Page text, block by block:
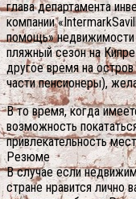
глава департамента
компании
помощь»
пляжный сезон на
другое время на
части пенсионеры),
В то время, когда
возможность
привлекательность
Резюме
В случае если
стране нравится лично